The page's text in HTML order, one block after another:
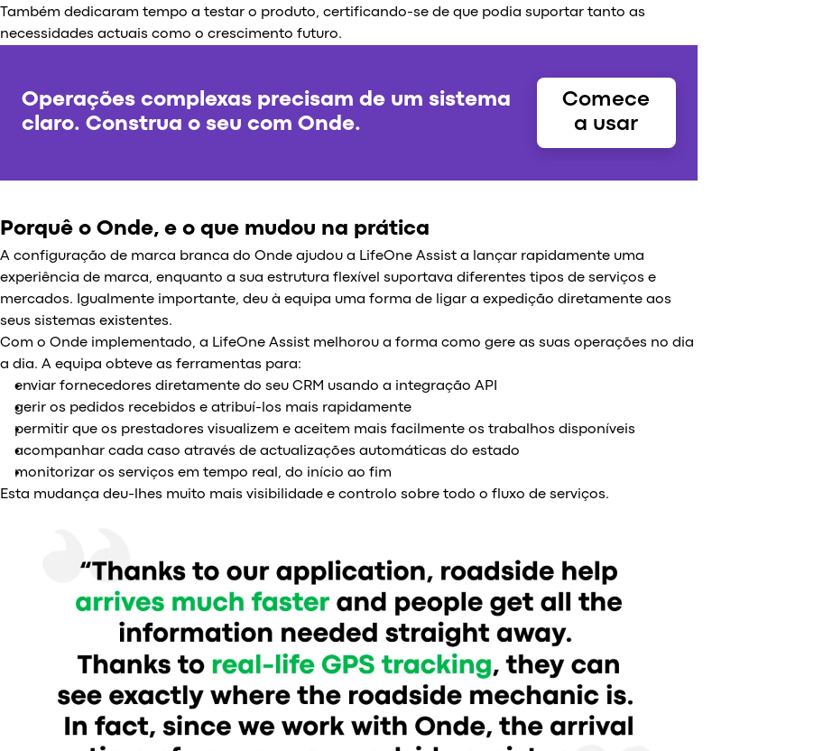
Também dedicaram tempo a testar o produto, certificando-se de que podia suportar tanto as
necessidades actuais como o crescimento futuro.
Operações complexas precisam de um sistema
claro. Construa o seu com Onde.
Comece
a usar
Porquê o Onde, e o que mudou na prática
A configuração de marca branca do Onde ajudou a LifeOne Assist a lançar rapidamente uma
experiência de marca, enquanto a sua estrutura flexível suportava diferentes tipos de serviços e
mercados. Igualmente importante, deu à equipa uma forma de ligar a expedição diretamente aos
seus sistemas existentes.
Com o Onde implementado, a LifeOne Assist melhorou a forma como gere as suas operações no dia
a dia. A equipa obteve as ferramentas para:
enviar fornecedores diretamente do seu CRM usando a integração API
gerir os pedidos recebidos e atribuí-los mais rapidamente
permitir que os prestadores visualizem e aceitem mais facilmente os trabalhos disponíveis
acompanhar cada caso através de actualizações automáticas do estado
monitorizar os serviços em tempo real, do início ao fim
Esta mudança deu-lhes muito mais visibilidade e controlo sobre todo o fluxo de serviços.